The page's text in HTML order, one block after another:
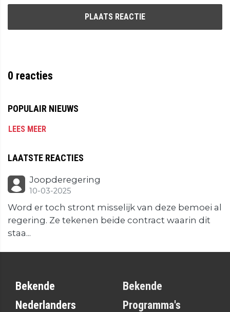
PLAATS REACTIE
0 reacties
POPULAIR NIEUWS
LEES MEER
LAATSTE REACTIES
Joopderegering
10-03-2025
Word er toch stront misselijk van deze bemoei al
regering. Ze tekenen beide contract waarin dit
staa...
Bekende
Nederlanders
Bekende
Programma's